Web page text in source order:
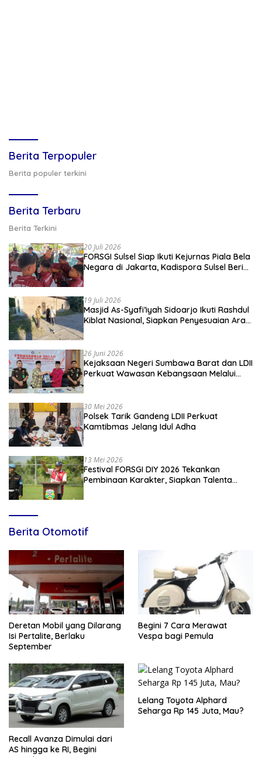
Berita Terpopuler
Berita populer terkini
Berita Terbaru
Berita Terkini
20 Juli 2026
FORSGI Sulsel Siap Ikuti Kejurnas Piala Bela
Negara di Jakarta, Kadispora Sulsel Beri
19 Juli 2026
Masjid As-Syafi’iyah Sidoarjo Ikuti Rashdul
Kiblat Nasional, Siapkan Penyesuaian Arah
26 Juni 2026
Kejaksaan Negeri Sumbawa Barat dan LDII
Perkuat Wawasan Kebangsaan Melalui
30 Mei 2026
Polsek Tarik Gandeng LDII Perkuat
Kamtibmas Jelang Idul Adha
13 Mei 2026
Festival FORSGI DIY 2026 Tekankan
Pembinaan Karakter, Siapkan Talenta
Berita Otomotif
Deretan Mobil yang Dilarang
Isi Pertalite, Berlaku
September
Begini 7 Cara Merawat
Vespa bagi Pemula
Recall Avanza Dimulai dari
AS hingga ke RI, Begini
Lelang Toyota Alphard
Seharga Rp 145 Juta, Mau?